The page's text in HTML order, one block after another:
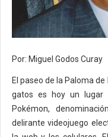
Por: Miguel Godos Curay
El paseo de la Paloma
gatos es hoy un lugar
Pokémon,
delirante videojuego